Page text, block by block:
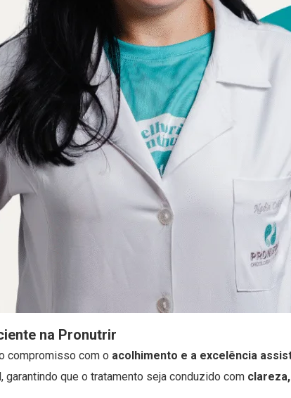
na Pronutrir
compromisso com o acolhimento e a excelência
que o tratamento seja conduzido com